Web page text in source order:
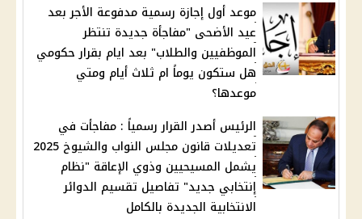
موعد أول إجازة رسمية مدفوعة الأجر بعد
عيد الأضحى "مفاجأة جديدة تنتظر
الموظفيين والطلاب" بعد ايام بقرار حكومي
هل ستكون يوماً ام ثلاث أيام ومتي
موعدها؟
الرئيس أصدر القرار رسمياً : مفاجأت في
تعديلات قانون مجلس النواب والشيوخ 2025
يشمل المسيحيين وذوي الإعاقة "نظام
إنتخابي جديد" تفاصيل تقسيم الدوائر
الانتخابية الجديدة بالكامل